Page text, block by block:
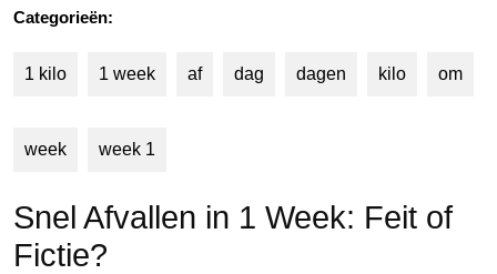
Categorieën:
1 kilo 1 week af dag dagen kilo om
week week 1
Snel Afvallen in 1 Week: Feit of
Fictie?